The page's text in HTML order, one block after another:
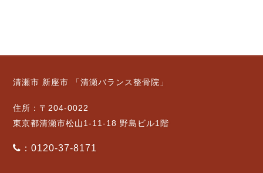
清瀬市 新座市 「清瀬バランス整骨院」
住所：〒204-0022
東京都清瀬市松山1-11-18 野島ビル1階
：0120-37-8171